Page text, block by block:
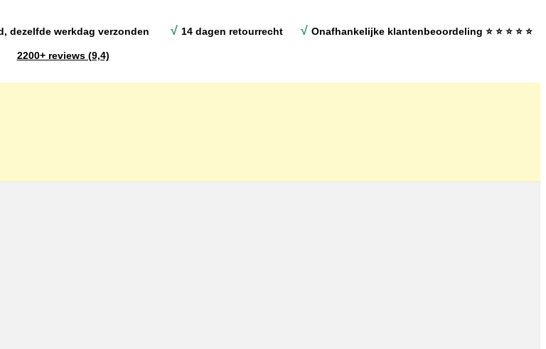
dezelfde werkdag verzonden √ 14 dagen retourrecht √ Onafhankelijke klantenbeoordeling ⭐ ⭐ ⭐ ⭐ ⭐
2200+ reviews (9,4)